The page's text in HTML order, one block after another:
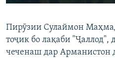
Auto 240p
Пирӯзии Сулаймон
тоҷик бо лақаби "Ҷаллод",
чеченаш дар Арманистон